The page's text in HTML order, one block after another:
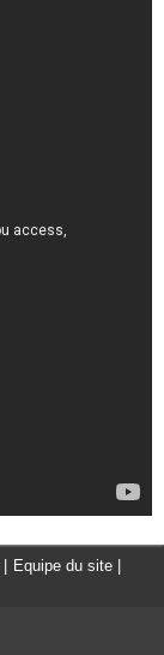
Equipe du site